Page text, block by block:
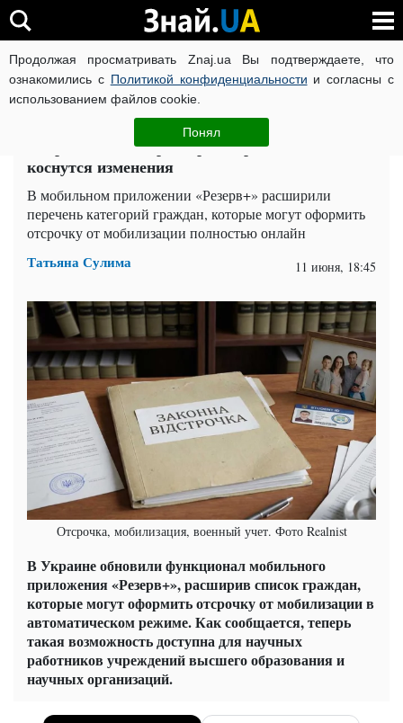
Продолжая просматривать Znaj.ua Вы подтверждаете, что
ознакомились с Политикой конфиденциальности и согласны с
использованием файлов cookie.
Понял
ВОЙНА РОССИИ ПРОТИВ УКРАИНЫ КОРОНАВИРУС В
ЧИТАТИ УКРАЇНСЬКОЮ
Отсрочки в "Резерв+" расширили: кого
коснутся изменения
В мобильном приложении «Резерв+» расширили
перечень категорий граждан, которые могут оформить
отсрочку от мобилизации полностью онлайн
Татьяна Сулима 11 июня, 18:45
Отсрочка, мобилизация, военный учет. Фото Realnist
В Украине обновили функционал мобильного
приложения «Резерв+», расширив список граждан,
которые могут оформить отсрочку от мобилизации в
автоматическом режиме. Как сообщается, теперь
такая возможность доступна для научных
работников учреждений высшего образования и
научных организаций.